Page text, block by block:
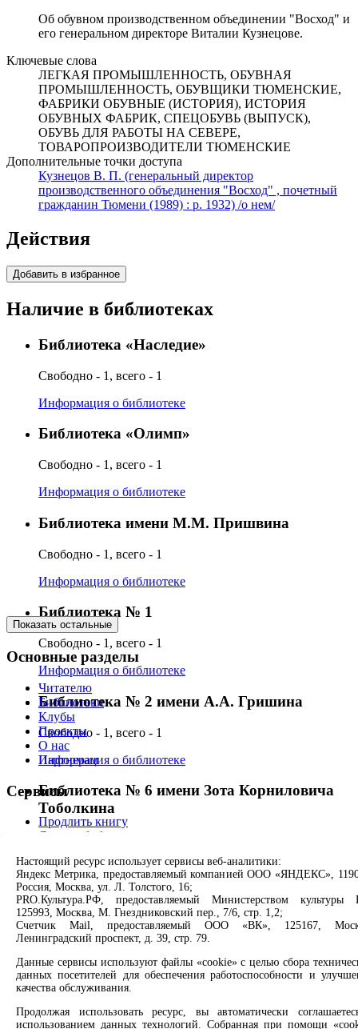
Об обувном производственном объединении "Восход" и
его генеральном директоре Виталии Кузнецове.
Ключевые слова
ЛЕГКАЯ ПРОМЫШЛЕННОСТЬ, ОБУВНАЯ
ПРОМЫШЛЕННОСТЬ, ОБУВЩИКИ ТЮМЕНСКИЕ,
ФАБРИКИ ОБУВНЫЕ (ИСТОРИЯ), ИСТОРИЯ
ОБУВНЫХ ФАБРИК, СПЕЦОБУВЬ (ВЫПУСК),
ОБУВЬ ДЛЯ РАБОТЫ НА СЕВЕРЕ,
ТОВАРОПРОИЗВОДИТЕЛИ ТЮМЕНСКИЕ
Дополнительные точки доступа
Кузнецов В. П. (генеральный директор
производственного объединения "Восход" , почетный
гражданин Тюмени (1989) : р. 1932) /о нем/
Действия
Добавить в избранное
Наличие в библиотеках
Библиотека «Наследие»
Свободно - 1, всего - 1
Информация о библиотеке
Библиотека «Олимп»
Свободно - 1, всего - 1
Информация о библиотеке
Библиотека имени М.М. Пришвина
Свободно - 1, всего - 1
Информация о библиотеке
Библиотека № 1
Свободно - 1, всего - 1
Информация о библиотеке
Библиотека № 2 имени А.А. Гришина
Свободно - 1, всего - 1
Информация о библиотеке
Библиотека № 6 имени Зота Корниловича
Тоболкина
Информация о библиотеке
Библиотека № 7 имени И.М. Ермакова
Свободно - 1, всего - 1
Информация о библиотеке
Библиотека № 8 имени А.П. Чехова
Свободно - 1, всего - 1
Показать остальные
Основные разделы
Читателю
Библиотеки
Клубы
Проекты
О нас
Партнерам
Сервисы
Продлить книгу
Спроси библиотекаря
Оцените качество услуг
Направить обращение директору
Соцсети
Вконтакте
Max
Rutube
Заметили опечатку? Выделите текст с ошибкой и нажмите
Настоящий ресурс использует сервисы веб-аналитики:
Яндекс Метрика, предоставляемый компанией ООО «ЯНДЕКС»,
Россия, Москва, ул. Л. Толстого, 16;
PRO.Культура.РФ, предоставляемый Министерством культуры
125993, Москва, М. Гнездниковский пер., 7/6, стр. 1,2;
Счетчик Mail, предоставляемый ООО «ВК», 125167,
Ленинградский проспект, д. 39, стр. 79.
Данные сервисы используют файлы «cookie» с целью сбора
данных посетителей для обеспечения работоспособности и
качества обслуживания.
Продолжая использовать ресурс, вы автоматически
использованием данных технологий. Собранная при помощи